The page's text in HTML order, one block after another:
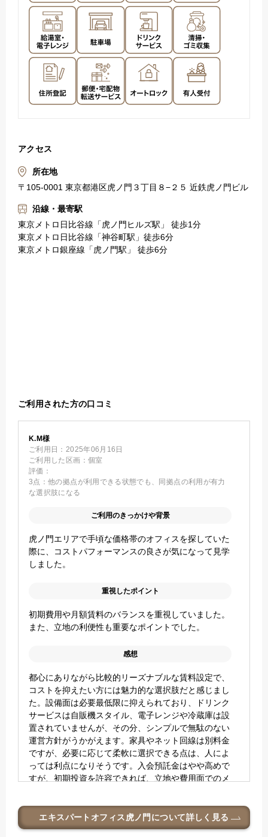
アクセス
所在地
〒105-0001 東京都港区虎ノ門３丁目８−２５ 近鉄虎ノ門ビル
沿線・最寄駅
東京メトロ日比谷線「虎ノ門ヒルズ駅」 徒歩1分
東京メトロ日比谷線「神谷町駅」徒歩6分
東京メトロ銀座線「虎ノ門駅」 徒歩6分
ご利用された方の口コミ
K.M様
ご利用日： 2025年06月16日
ご利用した区画： 個室
評価：
3点：他の拠点が利用できる状態でも、同拠点の利用が有力
な選択肢になる
ご利用のきっかけや背景
虎ノ門エリアで手頃な価格帯のオフィスを探していた
際に、コストパフォーマンスの良さが気になって見学
しました。
重視したポイント
初期費用や月額賃料のバランスを重視していました。
また、立地の利便性も重要なポイントでした。
感想
都心にありながら比較的リーズナブルな賃料設定で、
コストを抑えたい方には魅力的な選択肢だと感じまし
た。設備面は必要最低限に抑えられており、ドリンク
サービスは自販機スタイル、電子レンジや冷蔵庫は設
置されていませんが、その分、シンプルで無駄のない
運営方針がうかがえます。家具やネット回線は別料金
ですが、必要に応じて柔軟に選択できる点は、人によ
っては利点になりそうです。入会預託金はやや高めで
すが、初期投資を許容できれば、立地や費用面でのメ
M.T様
ご利用日：2025年10月10日
エキスパートオフィス虎ノ門 について詳しく見る